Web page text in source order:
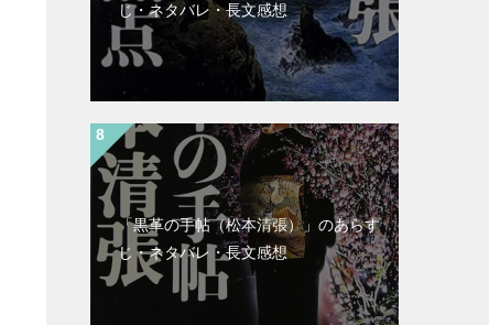
じ・ネタバレ・長文感想
「黒革の手帖（松本清張）」のあらす
じ・ネタバレ・長文感想